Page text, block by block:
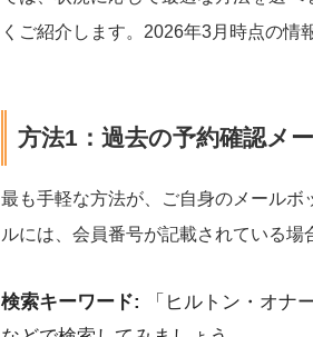
くご紹介します。2026年3月時点の情
方法1：過去の予約確認メ
最も手軽な方法が、ご自身のメール
ルには、会員番号が記載されている場
検索キーワード:
「ヒルトン・オナ